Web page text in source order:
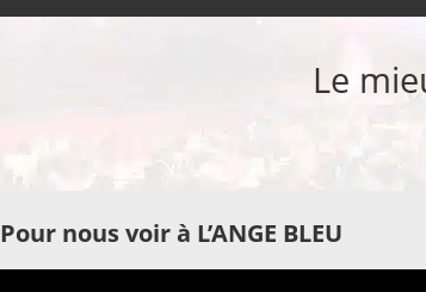
Le
Pour nous voir à L’ANGE BLEU